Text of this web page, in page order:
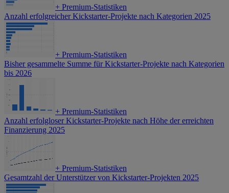
+ Premium-Statistiken
Anzahl erfolgreicher Kickstarter-Projekte nach Kategorien 2025
+ Premium-Statistiken
Bisher gesammelte Summe für Kickstarter-Projekte nach Kategorien
bis 2026
+ Premium-Statistiken
Anzahl erfolgloser Kickstarter-Projekte nach Höhe der erreichten
Finanzierung 2025
+ Premium-Statistiken
Gesamtzahl der Unterstützer von Kickstarter-Projekten 2025